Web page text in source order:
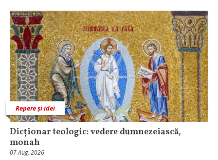
Repere și idei
Dicționar teologic: vedere dumnezeiască,
monah
07 Aug, 2026